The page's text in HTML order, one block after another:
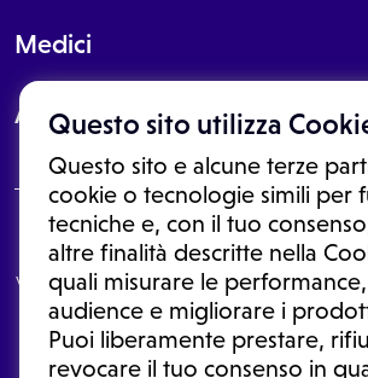
Questo sito utilizza
Questo sito e alcune terze
cookie o tecnologie simili per
tecniche e, con il tuo
altre finalità descritte nella
quali misurare le performance,
audience e migliorare i
Puoi liberamente prestare,
revocare il tuo consenso in
Medici
About
Le informazioni proposte in questo sito non
In nessun caso, queste informazioni
visita o una diagnosi formulata dal medico. Non
le informazioni disponibili come suggerimenti
una diagnosi, la determinazione di un
sospensione di un farmaco senza prima
medicina generale o uno